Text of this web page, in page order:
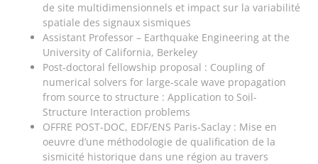
de site multidimensionnels et impact sur la variabilité
spatiale des signaux sismiques
Assistant Professor – Earthquake Engineering at the
University of California, Berkeley
Post-doctoral fellowship proposal : Coupling of
numerical solvers for large-scale wave propagation
from source to structure : Application to Soil-
Structure Interaction problems
OFFRE POST-DOC, EDF/ENS Paris-Saclay : Mise en
oeuvre d’une méthodologie de qualification de la
sismicité historique dans une région au travers